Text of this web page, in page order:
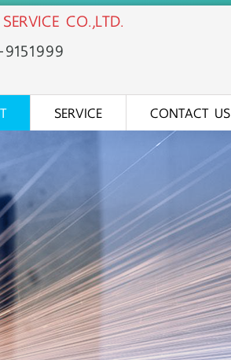
CO.,LTD.
51999
SERVICE CONTACT US